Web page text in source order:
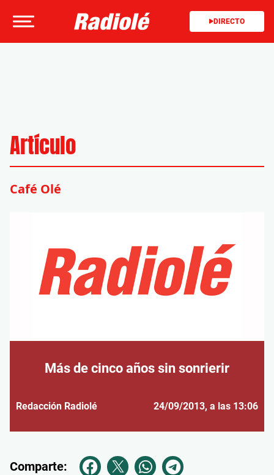
DIRECTO
Artículo
Café Olé
Más de cinco años sin sonrierir
Redacción Radiolé 24/09/2013, a las 13:06
Comparte: